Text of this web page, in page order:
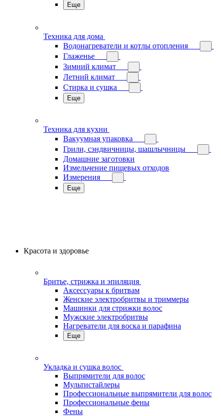
Еще
Техника для дома
Водонагреватели и котлы отопления
Глаженье
Зимний климат
Летний климат
Стирка и сушка
Еще
Техника для кухни
Вакуумная упаковка
Грили, сэндвичницы, шашлычницы
Домашние заготовки
Измельчение пищевых отходов
Измерения
Еще
Красота и здоровье
Бритье, стрижка и эпиляция
Аксессуары к бритвам
Женские электробритвы и триммеры
Машинки для стрижки волос
Мужские электробритвы
Нагреватели для воска и парафина
Еще
Укладка и сушка волос
Выпрямители для волос
Мультистайлеры
Профессиональные выпрямители для волос
Профессиональные фены
Фены